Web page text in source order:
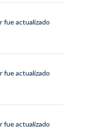
fue actualizado
fue actualizado
fue actualizado